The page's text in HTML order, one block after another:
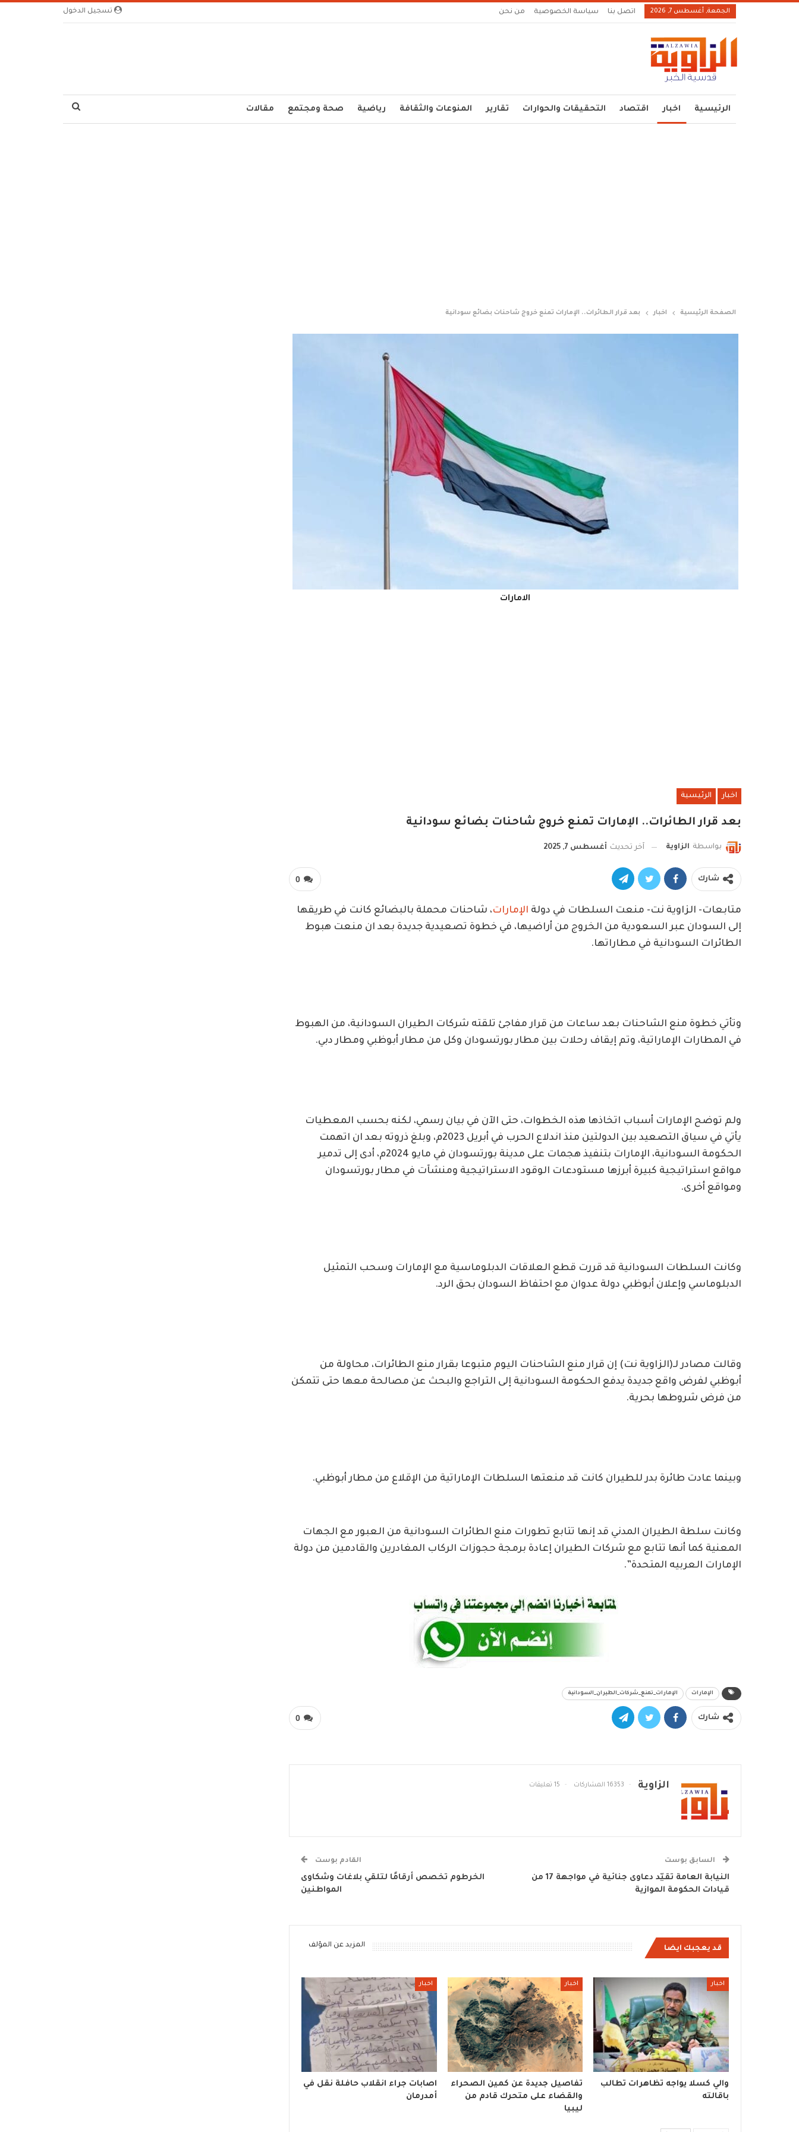
تسجيل الدخول الجمعة, أغسطس 7, 2026 اتصل بنا سياسة الخصوصية من نحن
الرئيسية اخبار اقتصاد التحقيقات والحوارات تقارير المنوعات والثقافة رياضية صحة ومجتمع مقالات
الصفحة الرئيسية اخبار بعد قرار الطائرات.. الإمارات تمنع خروج شاحنات بضائع سودانية
الامارات
اخبار الرئيسية
بعد قرار الطائرات.. الإمارات تمنع خروج شاحنات بضائع سودانية
بواسطة الزاوية آخر تحديث أغسطس 7, 2025
0 شارك
متابعات- الزاوية نت- منعت السلطات في دولة الإمارات، شاحنات محملة بالبضائع كانت في طريقها
إلى السودان عبر السعودية من الخروج من أراضيها، في خطوة تصعيدية جديدة بعد ان منعت هبوط
الطائرات السودانية في مطاراتها.
وتأتي خطوة منع الشاحنات بعد ساعات من قرار مفاجئ تلقته شركات الطيران السودانية، من الهبوط
في المطارات الإماراتية، وتم إيقاف رحلات بين مطار بورتسودان وكل من مطار أبوظبي ومطار دبي.
ولم توضح الإمارات أسباب اتخاذها هذه الخطوات، حتى الآن في بيان رسمي، لكنه بحسب المعطيات
يأتي في سياق التصعيد بين الدولتين منذ اندلاع الحرب في أبريل 2023م، وبلغ ذروته بعد ان اتهمت
الحكومة السودانية، الإمارات بتنفيذ هجمات على مدينة بورتسودان في مايو 2024م، أدى إلى تدمير
مواقع استراتيجية كبيرة أبرزها مستودعات الوقود الاستراتيجية ومنشآت في مطار بورتسودان
ومواقع أخرى.
وكانت السلطات السودانية قد قررت قطع العلاقات الدبلوماسية مع الإمارات وسحب التمثيل
الدبلوماسي وإعلان أبوظبي دولة عدوان مع احتفاظ السودان بحق الرد.
وقالت مصادر لـ(الزاوية نت) إن قرار منع الشاحنات اليوم متبوعا بقرار منع الطائرات، محاولة من
أبوظبي لفرض واقع جديدة يدفع الحكومة السودانية إلى التراجع والبحث عن مصالحة معها حتى تتمكن
من فرض شروطها بحرية.
وبينما عادت طائرة بدر للطيران كانت قد منعتها السلطات الإماراتية من الإقلاع من مطار أبوظبي.
وكانت سلطة الطيران المدني قد إنها تتابع تطورات منع الطائرات السودانية من العبور مع الجهات
المعنية كما أنها تتابع مع شركات الطيران إعادة برمجة حجوزات الركاب المغادرين والقادمين من دولة
الإمارات العربيه المتحدة”.
الإمارات الإمارات_تمنع_شركات_الطيران_السودانية
0 شارك
الزاوية 16353 المشاركات 15 تعليقات
السابق بوست
النيابة العامة تقيّد دعاوى جنائية في مواجهة 17 من
قيادات الحكومة الموازية
القادم بوست
الخرطوم تخصص أرقامًا لتلقي بلاغات وشكاوى
المواطنين
قد يعجبك ايضا المزيد عن المؤلف
اخبار
والي كسلا يواجه تظاهرات تطالب
باقالته
اخبار
تفاصيل جديدة عن كمين الصحراء
والقضاء على متحرك قادم من
ليبيا
اخبار
اصابات جراء انقلاب حافلة نقل في
أمدرمان